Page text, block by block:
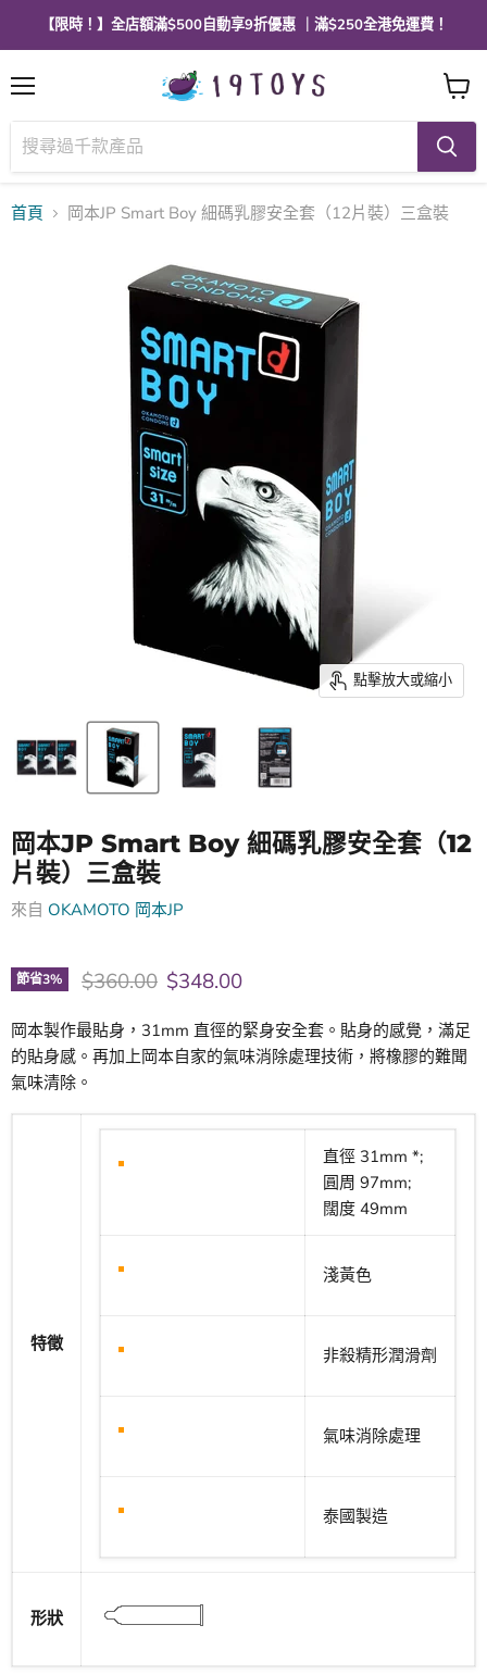
【限時！】全店額滿$500自動享9折優惠 ｜滿$250全港免運費！
單
查
看
購
物
車
首頁 岡本JP Smart Boy 細碼乳膠安全套（12片裝）三盒裝
點擊放大或縮小
岡本JP Smart Boy 細碼乳膠安全套（12
片裝）三盒裝
來自 OKAMOTO 岡本JP
節省3% 原價
$360.00 現價
$348.00
岡本製作最貼身，31mm 直徑的緊身安全套。貼身的感覺，滿足
的貼身感。再加上岡本自家的氣味消除處理技術，將橡膠的難聞
氣味清除。
特徵
直徑 31mm *;
圓周 97mm;
闊度 49mm
淺黃色
非殺精形潤滑劑
氣味消除處理
泰國製造
形狀